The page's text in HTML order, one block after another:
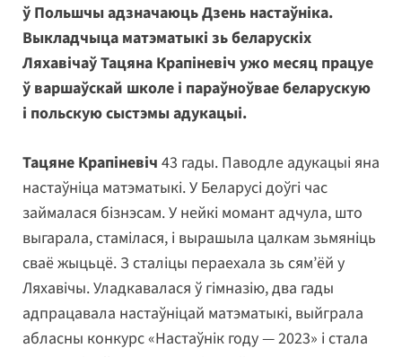
ў Польшчы адзначаюць Дзень настаўніка.
Выкладчыца матэматыкі зь беларускіх
Ляхавічаў Тацяна Крапіневіч ужо месяц працуе
ў варшаўскай школе і параўноўвае беларускую
і польскую сыстэмы адукацыі.
Тацяне Крапіневіч 43 гады. Паводле адукацыі яна
настаўніца матэматыкі. У Беларусі доўгі час
займалася бізнэсам. У нейкі момант адчула, што
выгарала, стамілася, і вырашыла цалкам зьмяніць
сваё жыцьцё. З сталіцы пераехала зь сям’ёй у
Ляхавічы. Уладкавалася ў гімназію, два гады
адпрацавала настаўніцай матэматыкі, выйграла
абласны конкурс «Настаўнік году — 2023» і стала